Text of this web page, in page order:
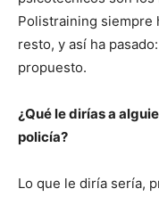
Polistraining siempre
resto, y así ha
propuesto.
¿Qué le dirías a
policía?
Lo que le diría sería,